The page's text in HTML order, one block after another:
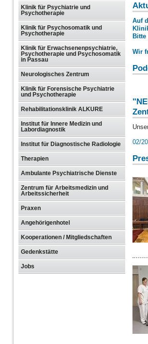
Klinik für Psychiatrie und
Psychotherapie
Klinik für Psychosomatik und
Psychotherapie
Klinik für Erwachsenenpsychiatrie,
Psychotherapie und Psychosomatik
in Passau
Neurologisches Zentrum
Klinik für Forensische Psychiatrie
und Psychotherapie
Rehabilitationsklinik ALKURE
Institut für Innere Medizin und
Labordiagnostik
Institut für Diagnostische Radiologie
Therapien
Ambulante Psychiatrische Dienste
Zentrum für Arbeitsmedizin und
Arbeitssicherheit
Praxen
Angehörigenhotel
Kooperationen / Mitgliedschaften
Gedenkstätte
Jobs
Auf
Wir
02/